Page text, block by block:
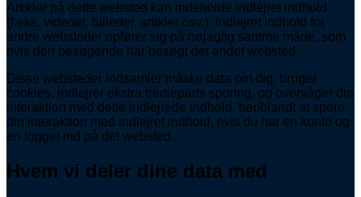
Artikler på dette websted kan indeholde indlejret indhold
(f.eks. videoer, billeder, artikler osv.). Indlejret indhold fra
andre websteder opfører sig på nøjagtig samme måde, som
hvis den besøgende har besøgt det andet websted.
Disse websteder indsamler måske data om dig, bruger
cookies, indlejrer ekstra tredjeparts sporing, og overvåger din
interaktion med dette indlejrede indhold, heriblandt at spore
din interaktion med indlejret indhold, hvis du har en konto og
en logget ind på det websted.
Hvem vi deler dine data med